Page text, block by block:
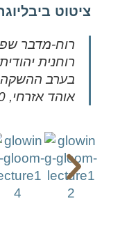
ציטוט
רוח-מדבר
רוחנית
בערב
אוהד אזרחי, 24/12/2020.